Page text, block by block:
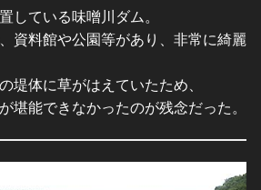
している味噌川ダム。
資料館や公園等があり、非常に綺麗
堤体に草がはえていたため、
堪能できなかったのが残念だった。